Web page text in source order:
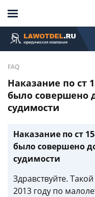
FAQ
Наказание по ст
было совершено
судимости
Наказание по ст
было совершено
судимости
Здравствуйте.
2013 году по